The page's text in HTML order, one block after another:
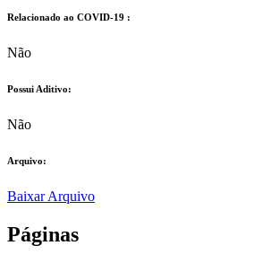
Relacionado ao COVID-19 :​
Não
Possui Aditivo:​
Não
Arquivo:
Baixar Arquivo
Páginas